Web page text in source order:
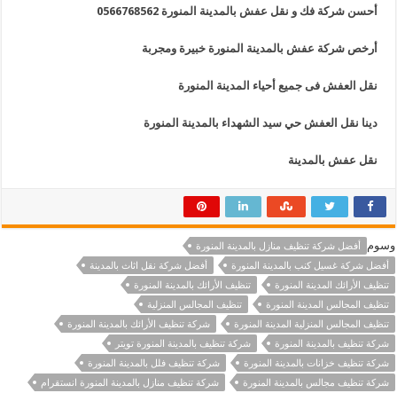
أحسن شركة فك و نقل عفش بالمدينة المنورة 0566768562
أرخص شركة عفش بالمدينة المنورة خبيرة ومجربة
نقل العفش فى جميع أحياء المدينة المنورة
دينا نقل العفش حي سيد الشهداء بالمدينة المنورة
نقل عفش بالمدينة
وسوم
أفضل شركة تنظيف منازل بالمدينة المنورة
أفضل شركة غسيل كنب بالمدينة المنورة
أفضل شركة نقل اثاث بالمدينة
تنظيف الأرائك المدينة المنورة
تنظيف الأرائك بالمدينة المنورة
تنظيف المجالس المدينة المنورة
تنظيف المجالس المنزلية
تنظيف المجالس المنزلية المدينة المنورة
شركة تنظيف الأرائك بالمدينة المنورة
شركة تنظيف بالمدينة المنورة
شركة تنظيف بالمدينة المنورة تويتر
شركة تنظيف خزانات بالمدينة المنورة
شركة تنظيف فلل بالمدينة المنورة
شركة تنظيف مجالس بالمدينة المنورة
شركة تنظيف منازل بالمدينة المنورة انستقرام